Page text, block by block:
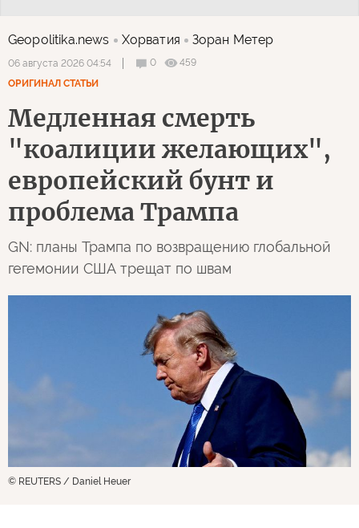
Geopolitika.news Хорватия Зоран Метер
06 августа 2026 04:54 0
459
ОРИГИНАЛ СТАТЬИ
Медленная смерть
"коалиции желающих",
европейский бунт и
проблема Трампа
GN: планы Трампа по возвращению глобальной
гегемонии США трещат по швам
© REUTERS / Daniel Heuer